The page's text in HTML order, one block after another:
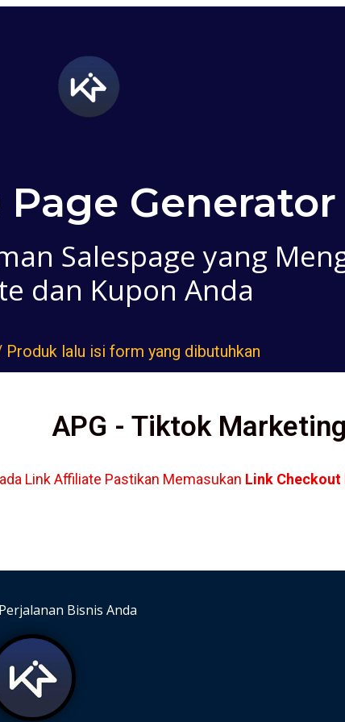
Generator
Salespage yang
dan Kupon Anda
Produk lalu isi form yang dibutuhkan
APG - Tiktok Marketing
Link Affiliate Pastikan Memasukan Link Checkout
Bisnis Anda